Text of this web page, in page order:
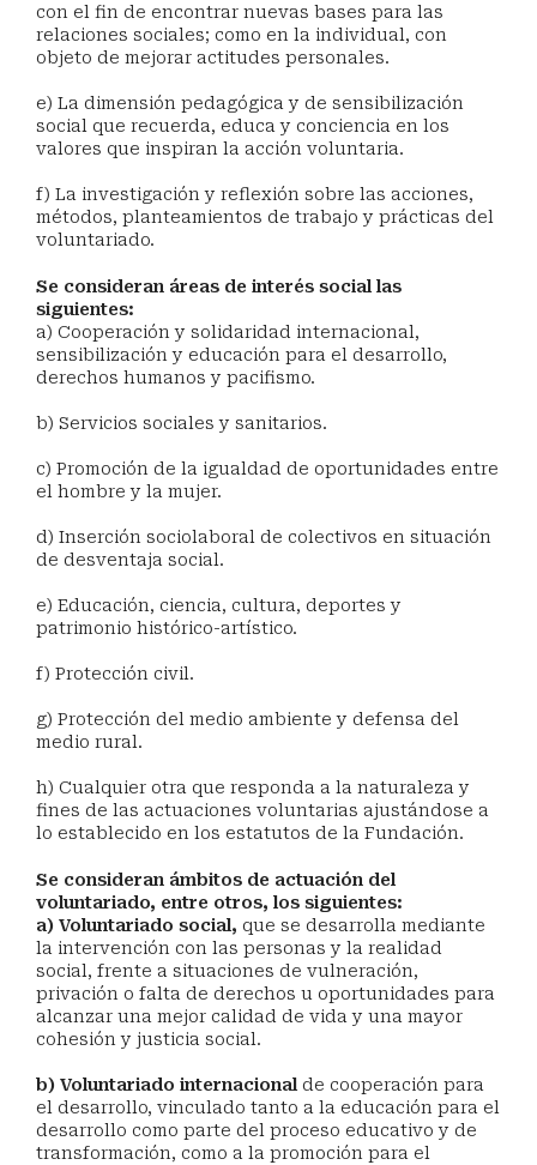
con el fin de encontrar nuevas bases para las
relaciones sociales; como en la individual, con
objeto de mejorar actitudes personales.
e) La dimensión pedagógica y de sensibilización
social que recuerda, educa y conciencia en los
valores que inspiran la acción voluntaria.
f) La investigación y reflexión sobre las acciones,
métodos, planteamientos de trabajo y prácticas del
voluntariado.
Se consideran áreas de interés social las
siguientes:
a) Cooperación y solidaridad internacional,
sensibilización y educación para el desarrollo,
derechos humanos y pacifismo.
b) Servicios sociales y sanitarios.
c) Promoción de la igualdad de oportunidades entre
el hombre y la mujer.
d) Inserción sociolaboral de colectivos en situación
de desventaja social.
e) Educación, ciencia, cultura, deportes y
patrimonio histórico-artístico.
f) Protección civil.
g) Protección del medio ambiente y defensa del
medio rural.
h) Cualquier otra que responda a la naturaleza y
fines de las actuaciones voluntarias ajustándose a
lo establecido en los estatutos de la Fundación.
Se consideran ámbitos de actuación del
voluntariado, entre otros, los siguientes:
a) Voluntariado social, que se desarrolla mediante
la intervención con las personas y la realidad
social, frente a situaciones de vulneración,
privación o falta de derechos u oportunidades para
alcanzar una mejor calidad de vida y una mayor
cohesión y justicia social.
b) Voluntariado internacional de cooperación para
el desarrollo, vinculado tanto a la educación para el
desarrollo como parte del proceso educativo y de
transformación, como a la promoción para el